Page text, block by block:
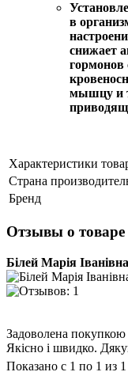
в
снижает
мышцу и
Характеристики
Страна
Бренд
Отзывы о товаре
Білей Марія Іванівна
Задоволена
Якісно і швидко.
Показано с 1 по 1 из